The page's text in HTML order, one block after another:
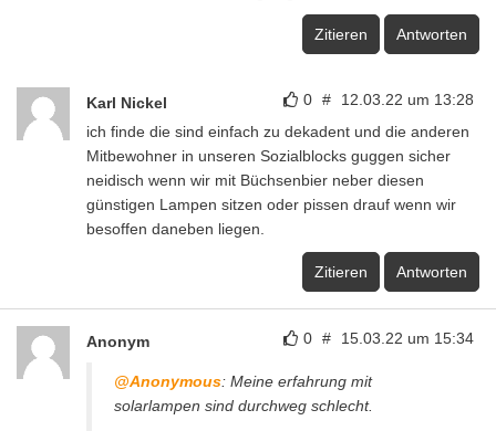
Zitieren Antworten
0 # 12.03.22 um 13:28
Karl Nickel
ich finde die sind einfach zu dekadent und die anderen
Mitbewohner in unseren Sozialblocks guggen sicher
neidisch wenn wir mit Büchsenbier neber diesen
günstigen Lampen sitzen oder pissen drauf wenn wir
besoffen daneben liegen.
Zitieren Antworten
0 # 15.03.22 um 15:34
Anonym
@Anonymous: Meine erfahrung mit
solarlampen sind durchweg schlecht.